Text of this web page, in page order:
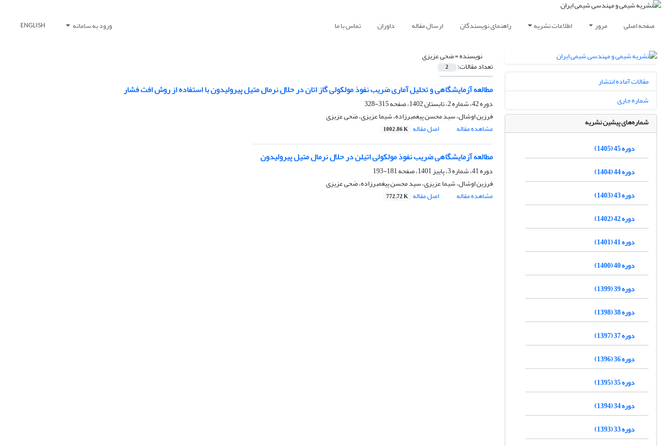
صفحه اصلی مرور اطلاعات نشریه راهنمای نویسندگان ارسال مقاله داوران تماس با ما ورود به سامانه ENGLISH
نویسنده =ضحی عزیزی
تعداد مقالات: 2
مطالعه آزمایشگاهی و تحلیل آماری ضریب نفوذ مولکولی گاز اتان در حلال نرمال متیل پیرولیدون با استفاده از روش افت فشار
دوره 42، شماره 2، تابستان 1402، صفحه
315-328
فرزین اوشال، سید محسن پیغمبرزاده، شیما عزیزی، ضحی عزیزی
مشاهده مقاله
اصل مقاله 1002.86 K
مطالعه آزمایشگاهی ضریب نفوذ مولکولی اتیلن در حلال نرمال متیل پیرولیدون
دوره 41، شماره 3، پاییز 1401، صفحه
181-193
فرزین اوشال، شیما عزیزی، سید محسن پیغمبرزاده، ضحی عزیزی
مشاهده مقاله
اصل مقاله 772.72 K
مقالات آماده انتشار
شماره جاری
شماره‌های پیشین نشریه
دوره 45 (1405)
دوره 44 (1404)
دوره 43 (1403)
دوره 42 (1402)
دوره 41 (1401)
دوره 40 (1400)
دوره 39 (1399)
دوره 38 (1398)
دوره 37 (1397)
دوره 36 (1396)
دوره 35 (1395)
دوره 34 (1394)
دوره 33 (1393)